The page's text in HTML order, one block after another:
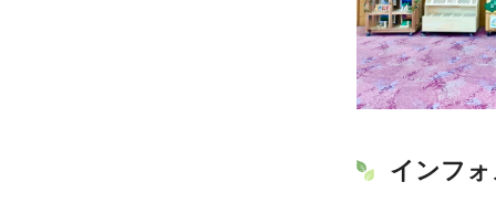
インフ